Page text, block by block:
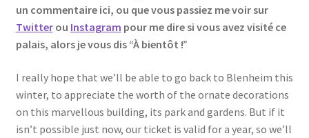
un commentaire ici, ou que vous passiez me voir sur
Twitterou Instagram pour me dire si vous avez visité ce
palais, alors je vous dis “À bientôt !”
I really hope that we’ll be able to go back to Blenheim this
winter, to appreciate the worth of the ornate decorations
on this marvellous building, its park and gardens. But if it
isn’t possible just now, our ticket is valid for a year, so we’ll